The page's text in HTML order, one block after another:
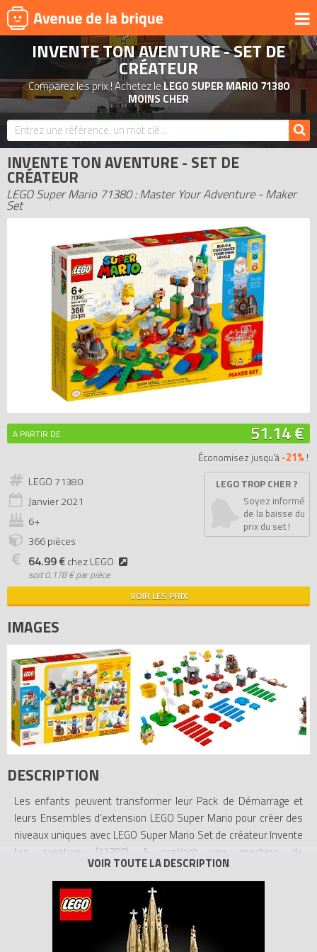
UNIVERS
PRODUITS DÉRIVÉS
NOUVEAUTÉS
LEGO 2026
BONS PLANS
ASSOCIATIONS DE FANS
EXPOSITIONS LEGO
LEGO LES PLUS CHERS
DERNIERS LEGO AJOUTÉS
INVENTE TON AVENTURE - SET DE
CRÉATEUR
Comparez les prix ! Achetez le LEGO SUPER MARIO 71380
MOINS CHER
INVENTE TON AVENTURE - SET DE
CRÉATEUR
LEGO Super Mario 71380 : Master Your Adventure - Maker
Set
A PARTIR DE 51.14 €
Économisez jusqu'à -21% !
LEGO 71380
Janvier2021
6+
366 pièces
64.99 €chez LEGO
soit0.178 € par pièce
LEGO TROP CHER ?
Soyez informé
de la baisse du
prix du set !
VOIR LES PRIX
IMAGES
DESCRIPTION
Les enfants peuvent transformer leur Pack de Démarrage et
leurs Ensembles d’extension LEGO Super Mario pour créer des
niveaux uniques avec LEGO Super Mario Set de créateur Invente
ton aventure (71380). Il contient une machine de
personnalisation pour choisir les récompenses offertes par le
bloc Temps et les 2 blocs Objet. Ce kit modulaire présente aussi
une plateforme coulissante, des éléments LEGO colorés qui
déclenchent différentes réactions chez LEGO Mario (personnage
non inclus) et un tuyau spécial « 30 » qui permet aux joueurs de